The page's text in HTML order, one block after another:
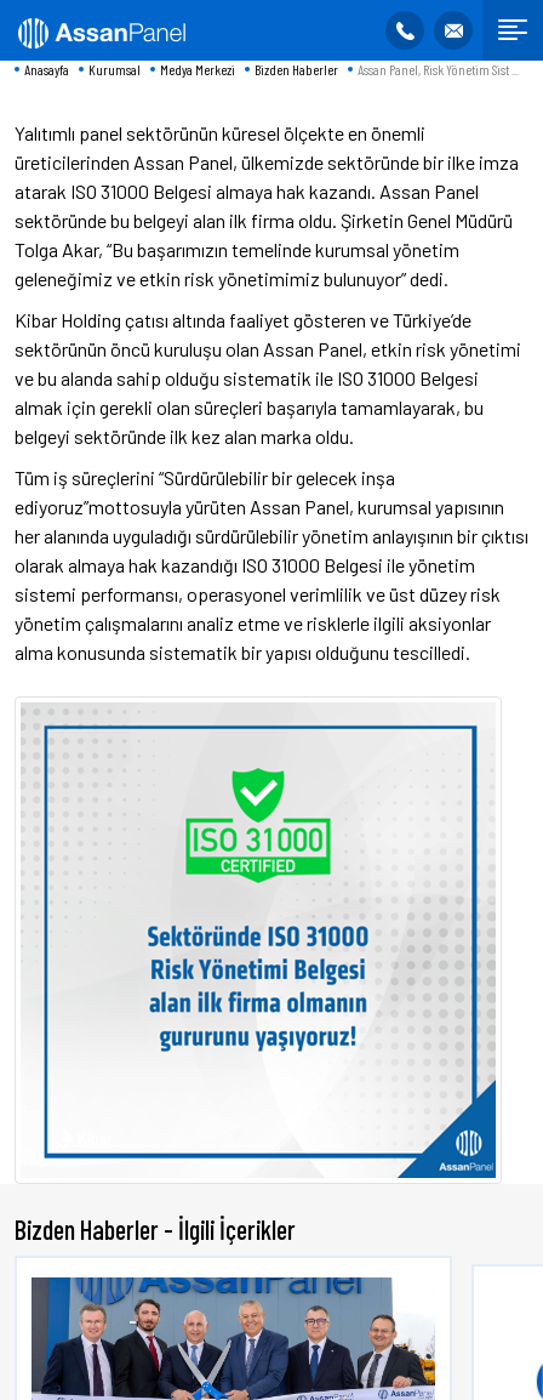
Anasayfa Kurumsal Medya Merkezi Bizden Haberler Assan Panel, Risk Yönetim Sist ...
Yalıtımlı panel sektörünün küresel ölçekte en önemli
üreticilerinden Assan Panel, ülkemizde sektöründe bir ilke imza
atarak ISO 31000 Belgesi almaya hak kazandı. Assan Panel
sektöründe bu belgeyi alan ilk firma oldu. Şirketin Genel Müdürü
Tolga Akar, “Bu başarımızın temelinde kurumsal yönetim
geleneğimiz ve etkin risk yönetimimiz bulunuyor” dedi.
Kibar Holding çatısı altında faaliyet gösteren ve Türkiye’de
sektörünün öncü kuruluşu olan Assan Panel, etkin risk yönetimi
ve bu alanda sahip olduğu sistematik ile ISO 31000 Belgesi
almak için gerekli olan süreçleri başarıyla tamamlayarak, bu
belgeyi sektöründe ilk kez alan marka oldu.
Tüm iş süreçlerini “Sürdürülebilir bir gelecek inşa
ediyoruz”mottosuyla yürüten Assan Panel, kurumsal yapısının
her alanında uyguladığı sürdürülebilir yönetim anlayışının bir çıktısı
olarak almaya hak kazandığı ISO 31000 Belgesi ile yönetim
sistemi performansı, operasyonel verimlilik ve üst düzey risk
yönetim çalışmalarını analiz etme ve risklerle ilgili aksiyonlar
alma konusunda sistematik bir yapısı olduğunu tescilledi.
Bizden Haberler - İlgili İçerikler